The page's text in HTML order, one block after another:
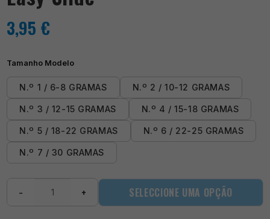
3,95 €
Tamanho Modelo
N.º 1 / 6-8 GRAMAS N.º 2 / 10-12 GRAMAS
N.º 3 / 12-15 GRAMAS N.º 4 / 15-18 GRAMAS
N.º 5 / 18-22 GRAMAS N.º 6 / 22-25 GRAMAS
N.º 7 / 30 GRAMAS
− + SELECCIONE UMA OPÇÃO